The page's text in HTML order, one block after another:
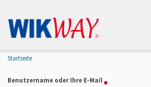
Startseite
Benutzername oder Ihre E-Mail